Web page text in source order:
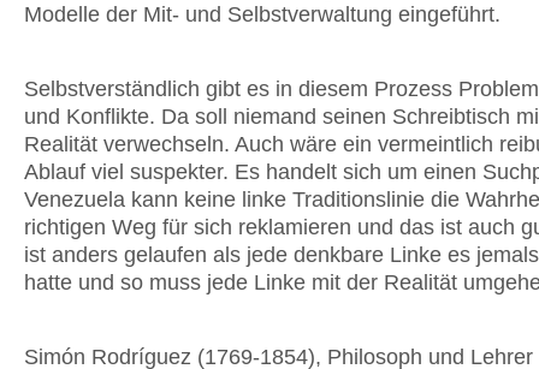
Modelle der Mit- und Selbstverwaltung eingeführt.
Selbstverständlich gibt es in diesem Prozess
und Konflikte. Da soll niemand seinen Schreibtisch
Realität verwechseln. Auch wäre ein vermeintlich
Ablauf viel suspekter. Es handelt sich um einen
Venezuela kann keine linke Traditionslinie die
richtigen Weg für sich reklamieren und das ist auch
ist anders gelaufen als jede denkbare Linke es
hatte und so muss jede Linke mit der Realität
Simón Rodríguez (1769-1854), Philosoph und Lehrer